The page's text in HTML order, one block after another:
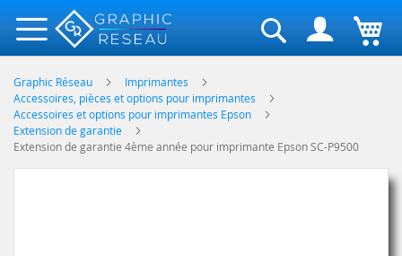
Rechercher
Graphic Réseau
Imprimantes
Accessoires, pièces et options pour imprimantes
Accessoires et options pour imprimantes Epson
Extension de garantie
Extension de garantie 4ème année pour imprimante Epson SC-P9500